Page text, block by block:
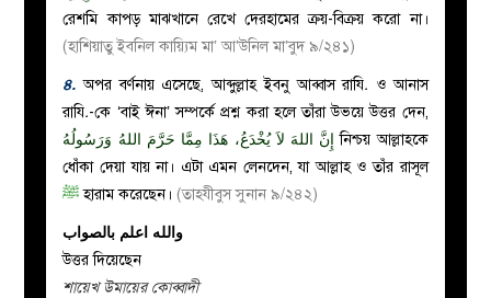
রেশমি কাপড় মাঝখানে রেখে দেরহামের ক্রয়-বিক্রয় করো না।
(হাশিয়াতু ইবনিল কায়্যিম মা’ আ’উনিল মা’বুদ ৯/২৪১)
৪.অপর বর্ণনায় এসেছে, আব্দুল্লাহ ইবনু আব্বাস রাযি. ও আনাস
রাযি.-কে ‘বাই ঈনা’ সম্পর্কে প্রশ্ন করা হলে তাঁরা উভয়ে উত্তর দেন,
إِنَّ اللهَ لاَ يُخْدَعُ، هَذَا مِمَّا حَرَّمَ اللهُ وَرَسُولُهُ নিশ্চয় আল্লাহকে
ধোঁকা দেয়া যায় না। এটা এমন লেনদেন, যা আল্লাহ ও তাঁর রাসূল
ﷺহারাম করেছেন। (তাহযীবুস সুনান ৯/২৪২)
والله اعلم بالصواب
উত্তর দিয়েছেন
শায়েখ উমায়ের কোব্বাদী